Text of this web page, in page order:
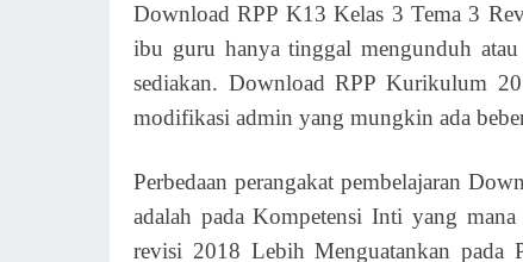
Download RPP K13 Kelas 3 Tema 3
ibu guru hanya tinggal mengunduh
sediakan. Download RPP Kurikulum
modifikasi admin yang mungkin ada
Perbedaan perangakat pembelajaran
adalah pada Kompetensi Inti yang
revisi 2018 Lebih Menguatankan pada